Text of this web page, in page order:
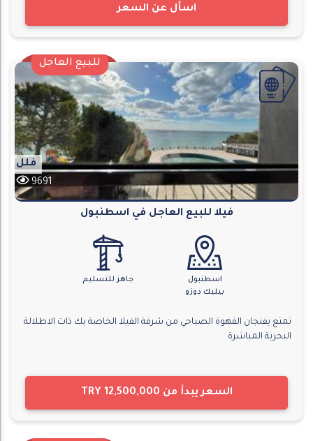
اسأل عن السعر
للبيع العاجل
فلل
9691
فيلا للبيع العاجل في اسطنبول
اسطنبول
بيليك دوزو
جاهز للتسليم
تمتع بفنجان القهوة الصباحي من شرفة الفيلا الخاصة بك ذات الاطلالة
البحرية المباشرة
السعر يبدأ من TRY 12,500,000